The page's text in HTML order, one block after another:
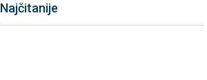
Najčitanije